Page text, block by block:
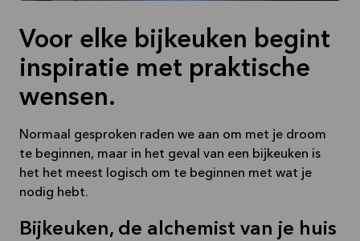
Voor elke bijkeuken begint
inspiratie met praktische
wensen.
Normaal gesproken raden we aan om met je droom
te beginnen, maar in het geval van een bijkeuken is
het het meest logisch om te beginnen met wat je
nodig hebt.
Bijkeuken, de alchemist van je huis